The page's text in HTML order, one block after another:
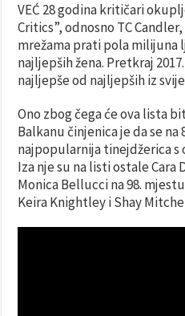
VEĆ 28 godina kritičari
Critics”, odnosno TC
mrežama prati pola milijuna
najljepših žena. Pretkraj
najljepše od najljepših iz
Ono zbog čega će ova lista
Balkanu činjenica je da se
najpopularnija tinejdžerica s
Iza nje su na listi ostale
Monica Bellucci na 98.
Keira Knightley i Shay